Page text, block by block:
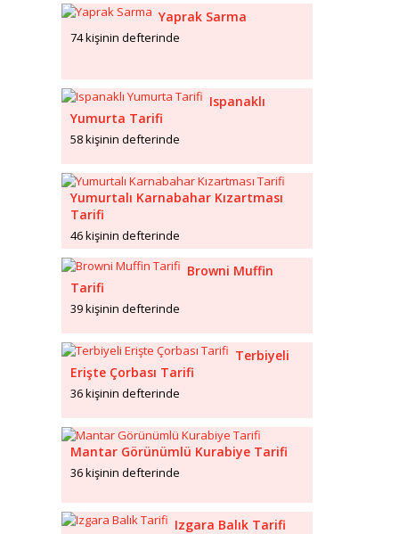
Yaprak Sarma
74 kişinin defterinde
Ispanaklı
Yumurta Tarifi
58 kişinin defterinde
Yumurtalı Karnabahar Kızartması
Tarifi
46 kişinin defterinde
Browni Muffin
Tarifi
39 kişinin defterinde
Terbiyeli
Erişte Çorbası Tarifi
36 kişinin defterinde
Mantar Görünümlü Kurabiye Tarifi
36 kişinin defterinde
Izgara Balık Tarifi